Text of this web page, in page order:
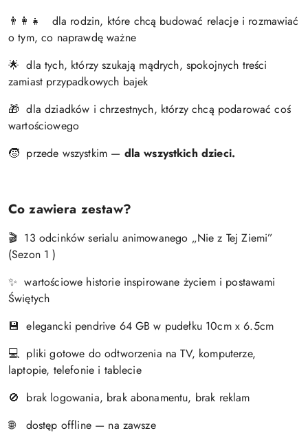
👨‍👩‍👧
dla rodzin, które chcą budować relacje i rozmawiać
o tym, co naprawdę ważne
🌟
dla tych, którzy szukają mądrych, spokojnych treści
zamiast przypadkowych bajek
🎁
dla dziadków i chrzestnych, którzy chcą podarować coś
wartościowego
🧒 przede wszystkim — dla wszystkich dzieci.
Co zawiera zestaw?
🎬
13 odcinków serialu animowanego „Nie z Tej Ziemi”
(Sezon 1 )
✨
wartościowe historie inspirowane życiem i postawami
Świętych
💾 elegancki pendrive 64 GB w pudełku 10cm x 6.5cm
💻
pliki gotowe do odtworzenia na TV, komputerze,
laptopie, telefonie i tablecie
🚫 brak logowania, brak abonamentu, brak reklam
🌐dostęp offline — na zawsze